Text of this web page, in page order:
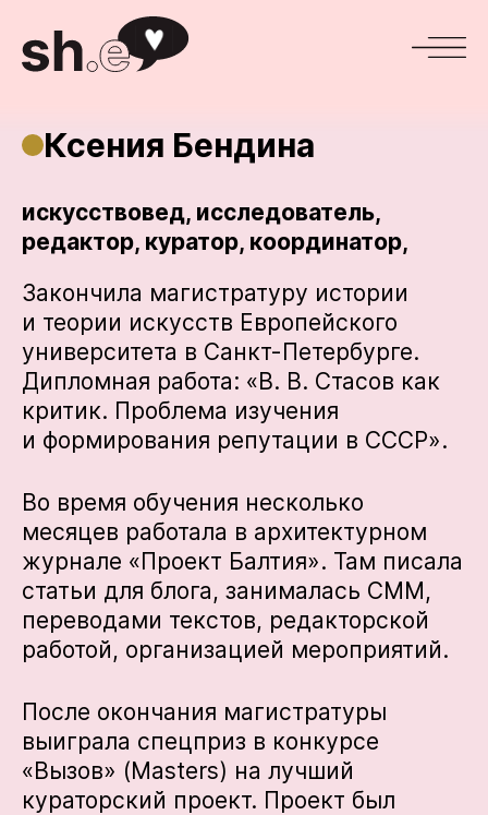
Ксения Бендина
искусствовед, исследователь,
редактор, куратор, координатор,
Закончила магистратуру истории
и теории искусств Европейского
университета в Санкт-Петербурге.
Дипломная работа: «В. В. Стасов как
критик. Проблема изучения
и формирования репутации в СССР».
Во время обучения несколько
месяцев работала в архитектурном
журнале «Проект Балтия». Там писала
статьи для блога, занималась СММ,
переводами текстов, редакторской
работой, организацией мероприятий.
После окончания магистратуры
выиграла спецприз в конкурсе
«Вызов» (Masters) на лучший
кураторский проект. Проект был